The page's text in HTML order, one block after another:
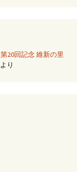
20回記念 維新の里
より